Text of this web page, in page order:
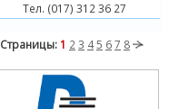
Тел. (017) 312 36 27
Страницы: 1 2 3 45 67 8